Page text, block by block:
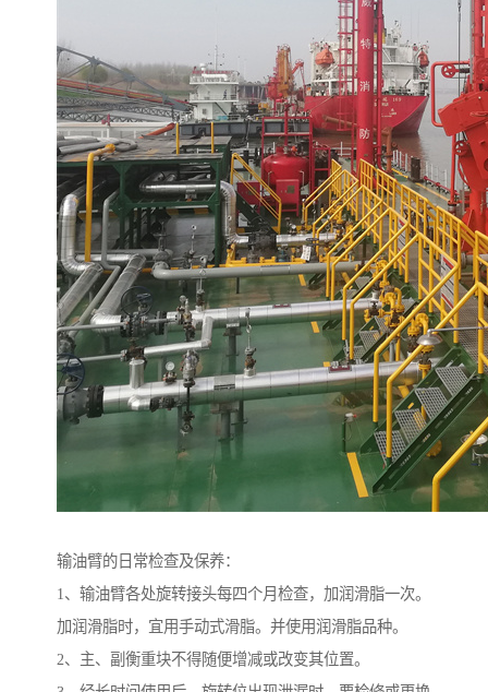
输油臂的日常检查及保养：
1、输油臂各处旋转接头每四个月检查，加润滑脂一次。
加润滑脂时，宜用手动式滑脂。并使用润滑脂品种。
2、主、副衡重块不得随便增减或改变其位置。